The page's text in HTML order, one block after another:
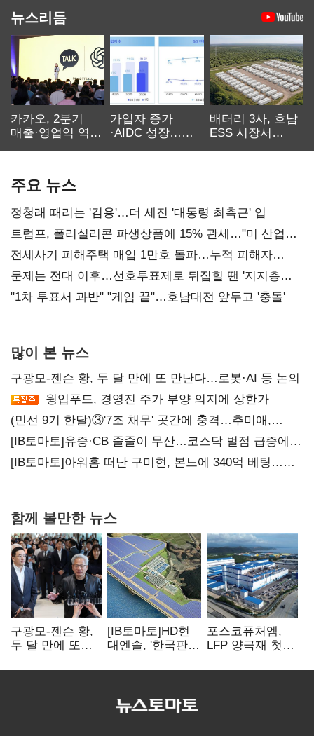
뉴스리듬
카카오, 2분기
매출·영업익 역대
가입자 증가
·AIDC 성장…
배터리 3사, 호남
ESS 시장서
주요 뉴스
정청래 때리는 '김용'…더 세진 '대통령 최측근' 입
트럼프, 폴리실리콘 파생상품에 15% 관세…"미 산업
재건"
전세사기 피해주택 매입 1만호 돌파…누적 피해자
4만278명
문제는 전대 이후…선호투표제로 뒤집힐 땐 '지지층
불복'
"1차 투표서 과반" "게임 끝"…호남대전 앞두고 '충돌'
많이 본 뉴스
구광모-젠슨 황, 두 달 만에 또 만난다…로봇·AI 등 논의
윙입푸드, 경영진 주가 부양 의지에 상한가
(민선 9기 한달)③'7조 채무' 곳간에 충격…추미애,
20년만에 '비상재정' 선언 승부수
[IB토마토]유증·CB 줄줄이 무산…코스닥 벌점 급증에
상폐 압박
[IB토마토]아워홈 떠난 구미현, 본느에 340억 베팅…
함께 볼만한 뉴스
구광모-젠슨 황,
두 달 만에 또
등 논의
[IB토마토]HD현
대엔솔, '한국판
세액공제 선택이
포스코퓨처엠,
LFP 양극재 첫
ESS 시장 공략